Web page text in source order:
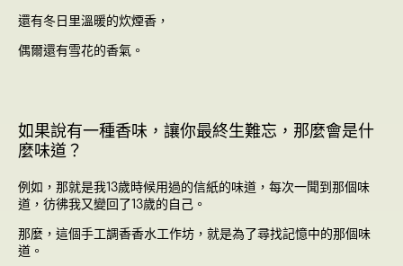
還有冬日里溫暖的炊煙香，
偶爾還有雪花的香氣。
如果說有一種香味，讓你最終生難忘，那麼會是什
麼味道？
例如，那就是我13歲時候用過的信紙的味道，每次一聞到那個味
道，彷彿我又變回了13歲的自己。
那麼，這個手工調香香水工作坊，就是為了尋找記憶中的那個味
道。